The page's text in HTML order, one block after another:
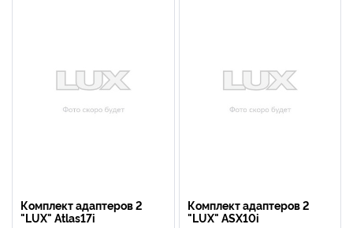
Комплект адаптеров 2
"LUX" Atlas17i
Комплект адаптеров 2
"LUX" ASX10i